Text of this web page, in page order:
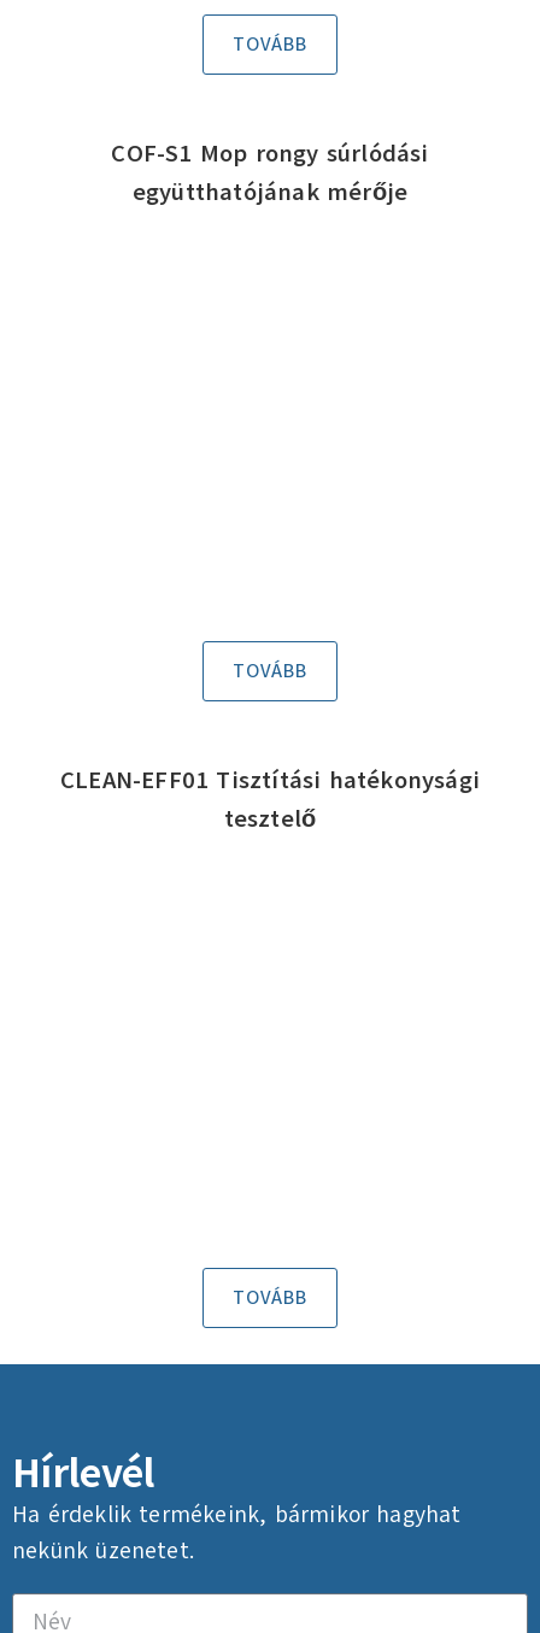
TOVÁBB
COF-S1 Mop rongy súrlódási
együtthatójának mérője
TOVÁBB
CLEAN-EFF01 Tisztítási hatékonysági
tesztelő
TOVÁBB
Hírlevél
Ha érdeklik termékeink, bármikor hagyhat
nekünk üzenetet.